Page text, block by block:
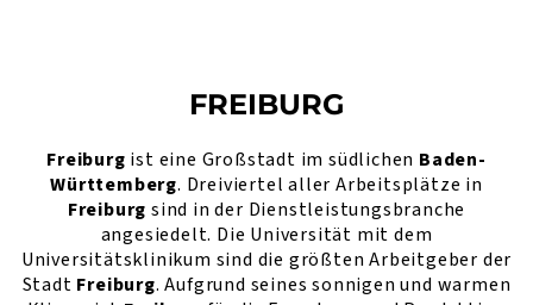
FREIBURG
Freiburg ist eine Großstadt im südlichen Baden-
Württemberg. Dreiviertel aller Arbeitsplätze in
Freiburg sind in der Dienstleistungsbranche
angesiedelt. Die Universität mit dem
Universitätsklinikum sind die größten Arbeitgeber der
Stadt Freiburg. Aufgrund seines sonnigen und warmen